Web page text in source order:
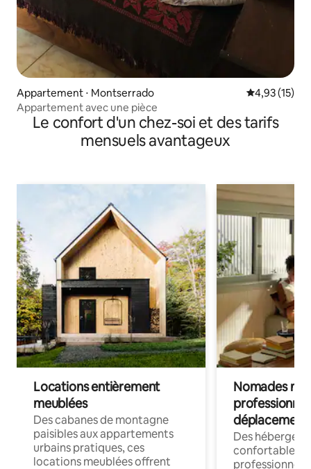
Appartement ⋅ Montserrado Évaluation
4,93 (15)
Appartement avec une pièce
Le confort d'un chez-soi et des tarifs
mensuels avantageux
Locations entièrement
meublées
Des cabanes de montagne
paisibles aux appartements
urbains pratiques, ces
locations meublées offrent
Nomades
déplacement
Des
confortables
professionnels